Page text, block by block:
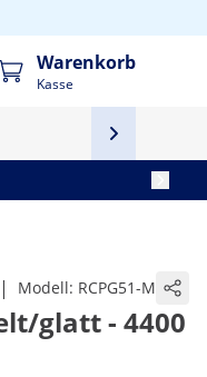
Warenkorb
Kasse
| Modell: RCPG51-M
glatt - 4400